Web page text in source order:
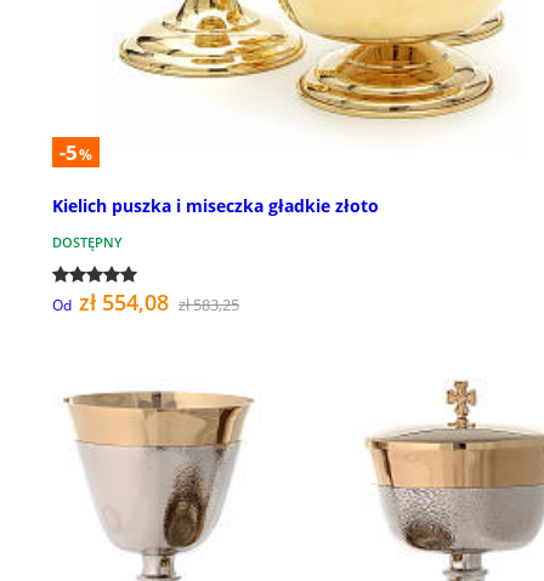
-5%
Kielich puszka i miseczka gładkie złoto
DOSTĘPNY
Od zł 554,08 zł 583,25